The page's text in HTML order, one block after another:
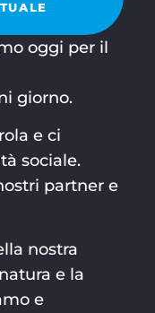
oggi per il
giorno.
e ci
sociale.
partner e
nostra
e la
e